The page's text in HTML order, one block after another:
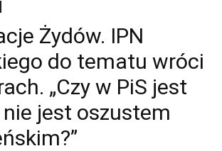
Żydów. IPN
do tematu wróci
„Czy w PiS jest
jest oszustem